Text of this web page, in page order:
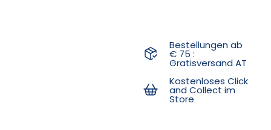
Bestellungen ab
€ 75 :
Gratisversand AT
Kostenloses Click
and Collect im
Store